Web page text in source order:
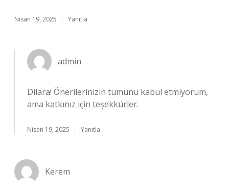
Nisan 19, 2025 Yanıtla
admin
Dilara! Önerilerinizin tümünü kabul etmiyorum,
ama katkınız için teşekkürler.
Nisan 19, 2025 Yanıtla
Kerem